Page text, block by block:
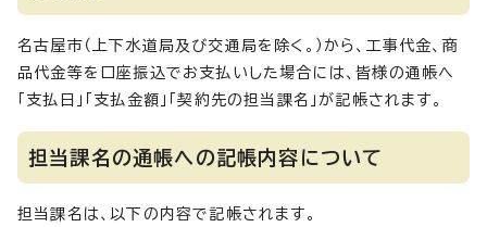
名古屋市（上下水道局及び交通局を除く。）から、工事代金、商
品代金等を口座振込でお支払いした場合には、皆様の通帳へ
「支払日」「支払金額」「契約先の担当課名」が記帳されます。
担当課名の通帳への記帳内容について
担当課名は、以下の内容で記帳されます。